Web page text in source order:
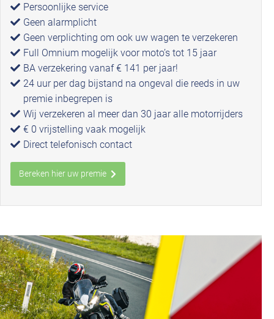
Persoonlijke service
Geen alarmplicht
Geen verplichting om ook uw wagen te verzekeren
Full Omnium mogelijk voor moto’s tot 15 jaar
BA verzekering vanaf € 141 per jaar!
24 uur per dag bijstand na ongeval die reeds in uw
premie inbegrepen is
Wij verzekeren al meer dan 30 jaar alle motorrijders
€ 0 vrijstelling vaak mogelijk
Direct telefonisch contact
Bereken hier uw premie